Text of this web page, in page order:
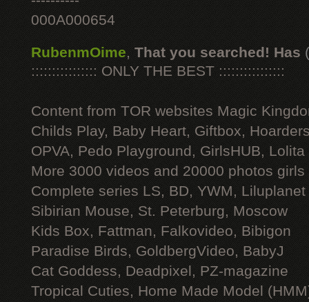
000A000654
RubenmOime, That you searched! Has
:::::::::::::::: ONLY THE BEST ::::::::::::::::
Content from TOR websites Magic
Childs Play, Baby Heart, Giftbox,
OPVA, Pedo Playground, GirlsHUB, Lolita
More 3000 videos and 20000 photos
Complete series LS, BD, YWM, Liluplanet
Sibirian Mouse, St. Peterburg, Moscow
Kids Box, Fattman, Falkovideo, Bibigon
Paradise Birds, GoldbergVideo, BabyJ
Cat Goddess, Deadpixel, PZ-magazine
Tropical Cuties, Home Made Model